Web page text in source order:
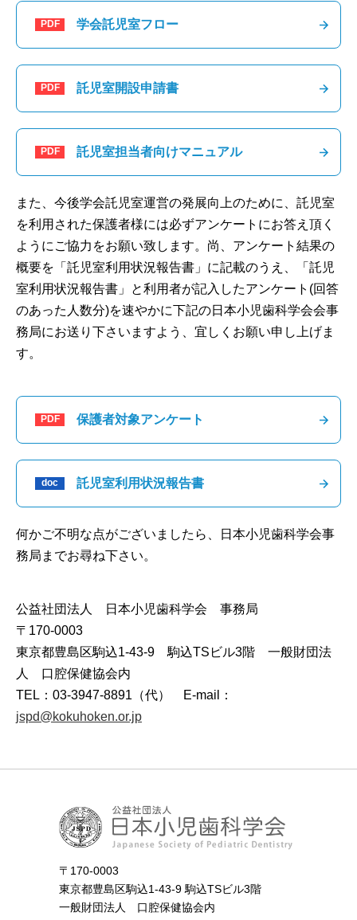
利益相反（COI）について
リンク
会員ページ
English お問い合わせ
学会託児室フロー
託児室開設申請書
託児室担当者向けマニュアル
また、今後学会託児室運営の発展向上のために、託児室
を利用された保護者様には必ずアンケートにお答え頂く
ようにご協力をお願い致します。尚、アンケート結果の
概要を「託児室利用状況報告書」に記載のうえ、「託児
室利用状況報告書」と利用者が記入したアンケート(回答
のあった人数分)を速やかに下記の日本小児歯科学会会事
務局にお送り下さいますよう、宜しくお願い申し上げま
す。
保護者対象アンケート
託児室利用状況報告書
何かご不明な点がございましたら、日本小児歯科学会事
務局までお尋ね下さい。
公益社団法人 日本小児歯科学会 事務局
〒170-0003
東京都豊島区駒込1-43-9 駒込TSビル3階 一般財団法
人 口腔保健協会内
TEL：03-3947-8891（代） E-mail：
jspd@kokuhoken.or.jp
〒170-0003
東京都豊島区駒込1-43-9 駒込TSビル3階
一般財団法人 口腔保健協会内